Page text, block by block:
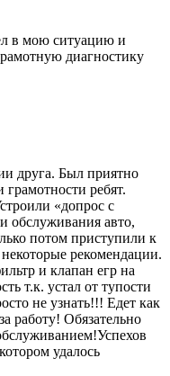
в мою ситуацию и
диагностику
друга. Был приятно
ребят.
«допрос с
обслуживания авто,
потом приступили к
рекомендации.
и клапан егр на
т.к. устал от тупости
не узнать!!! Едет как
работу! Обязательно
удалось